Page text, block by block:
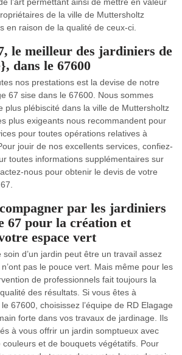
de la ville de Muttersholtz
en raison de la qualité de ceux-ci.
le meilleur des jardiniers de
dans le 67600
nos prestations est la devise de notre
67 sise dans le 67600. Nous sommes
plus plébiscité dans la ville de Muttersholtz
plus exigeants nous recommandent pour
pour toutes opérations relatives à
jouir de nos excellents services, confiez-
toutes informations supplémentaires sur
nous pour obtenir le devis de votre
par les jardiniers
67 pour la création et
espace vert
d’un jardin peut être un travail assez
pas le pouce vert. Mais même pour les
de professionnels fait toujours la
des résultats. Si vous êtes à
67600, choisissez l’équipe de RD Elagage
forte dans vos travaux de jardinage. Ils
à vous offrir un jardin somptueux avec
couleurs et de bouquets végétatifs. Pour